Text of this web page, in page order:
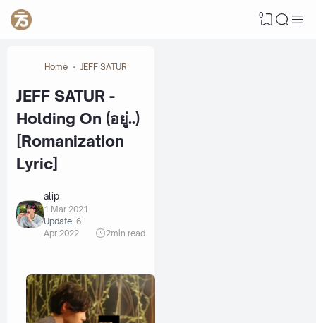
0
Home JEFF SATUR
JEFF SATUR -
Holding On (อยู่..)
[Romanization
Lyric]
alip
1 Mar 2021
Update: 6
Apr 2022
2min read